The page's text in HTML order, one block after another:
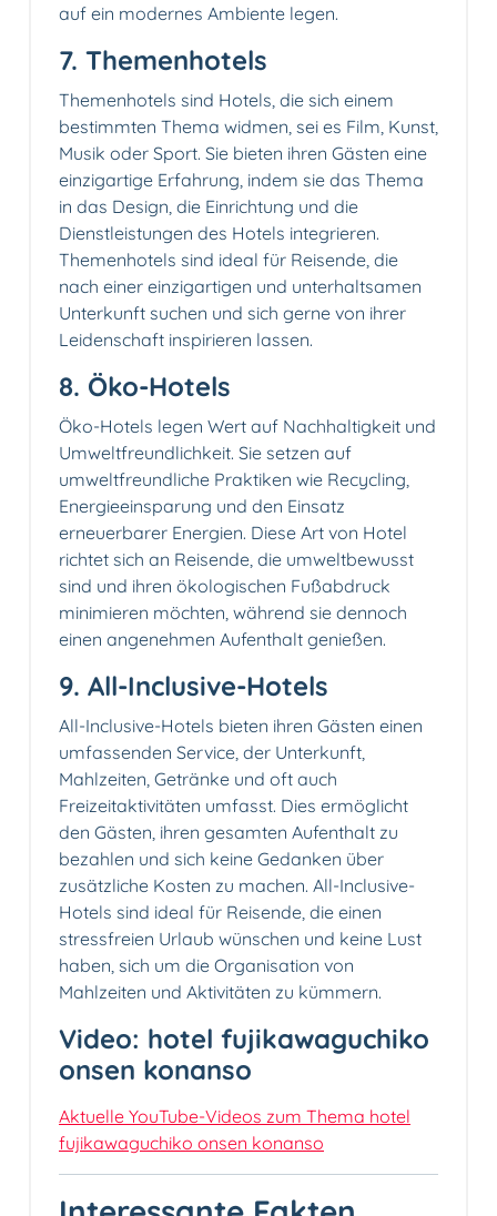
auf ein modernes Ambiente legen.
7. Themenhotels
Themenhotels sind Hotels, die sich einem
bestimmten Thema widmen, sei es Film, Kunst,
Musik oder Sport. Sie bieten ihren Gästen eine
einzigartige Erfahrung, indem sie das Thema
in das Design, die Einrichtung und die
Dienstleistungen des Hotels integrieren.
Themenhotels sind ideal für Reisende, die
nach einer einzigartigen und unterhaltsamen
Unterkunft suchen und sich gerne von ihrer
Leidenschaft inspirieren lassen.
8. Öko-Hotels
Öko-Hotels legen Wert auf Nachhaltigkeit und
Umweltfreundlichkeit. Sie setzen auf
umweltfreundliche Praktiken wie Recycling,
Energieeinsparung und den Einsatz
erneuerbarer Energien. Diese Art von Hotel
richtet sich an Reisende, die umweltbewusst
sind und ihren ökologischen Fußabdruck
minimieren möchten, während sie dennoch
einen angenehmen Aufenthalt genießen.
9. All-Inclusive-Hotels
All-Inclusive-Hotels bieten ihren Gästen einen
umfassenden Service, der Unterkunft,
Mahlzeiten, Getränke und oft auch
Freizeitaktivitäten umfasst. Dies ermöglicht
den Gästen, ihren gesamten Aufenthalt zu
bezahlen und sich keine Gedanken über
zusätzliche Kosten zu machen. All-Inclusive-
Hotels sind ideal für Reisende, die einen
stressfreien Urlaub wünschen und keine Lust
haben, sich um die Organisation von
Mahlzeiten und Aktivitäten zu kümmern.
Video: hotel fujikawaguchiko
onsen konanso
Aktuelle YouTube-Videos zum Thema hotel
fujikawaguchiko onsen konanso